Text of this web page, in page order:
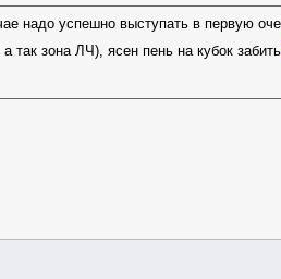
надо успешно выступать в первую
так зона ЛЧ), ясен пень на кубок забить